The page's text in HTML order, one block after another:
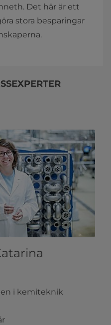
Det här är ett
stora besparingar
i kemiteknik